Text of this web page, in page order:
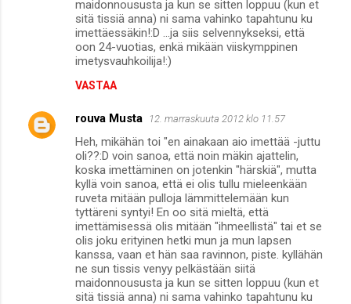
maidonnoususta ja kun se sitten loppuu (kun et
sitä tissiä anna) ni sama vahinko tapahtunu ku
imettäessäkin!:D ...ja siis selvennykseksi, että
oon 24-vuotias, enkä mikään viiskymppinen
imetysvauhkoilija!:)
VASTAA
rouva Musta 12. marraskuuta 2012 klo 11.57
Heh, mikähän toi "en ainakaan aio imettää -juttu
oli??:D voin sanoa, että noin mäkin ajattelin,
koska imettäminen on jotenkin "härskiä", mutta
kyllä voin sanoa, että ei olis tullu mieleenkään
ruveta mitään pulloja lämmittelemään kun
tyttäreni syntyi! En oo sitä mieltä, että
imettämisessä olis mitään "ihmeellistä" tai et se
olis joku erityinen hetki mun ja mun lapsen
kanssa, vaan et hän saa ravinnon, piste. kyllähän
ne sun tissis venyy pelkästään siitä
maidonnoususta ja kun se sitten loppuu (kun et
sitä tissiä anna) ni sama vahinko tapahtunu ku